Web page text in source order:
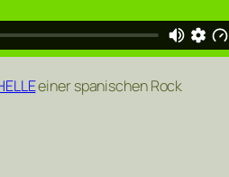
einer spanischen Rock